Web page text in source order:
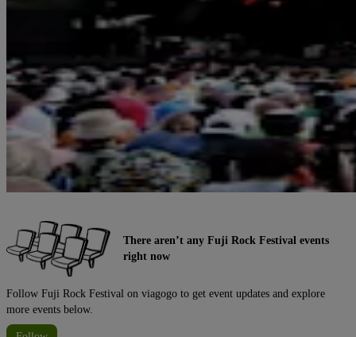
There aren’t any Fuji Rock Festival events
right now
Follow Fuji Rock Festival on viagogo to get event updates and explore
more events below.